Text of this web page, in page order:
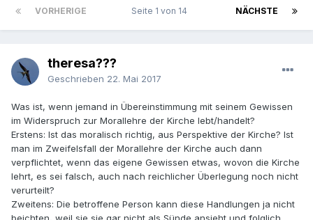
VORHERIGE NÄCHSTE
Seite 1 von 14
theresa???
Geschrieben 22. Mai 2017
Was ist, wenn jemand in Übereinstimmung mit seinem Gewissen
im Widerspruch zur Morallehre der Kirche lebt/handelt?
Erstens: Ist das moralisch richtig, aus Perspektive der Kirche? Ist
man im Zweifelsfall der Morallehre der Kirche auch dann
verpflichtet, wenn das eigene Gewissen etwas, wovon die Kirche
lehrt, es sei falsch, auch nach reichlicher Überlegung noch nicht
verurteilt?
Zweitens: Die betroffene Person kann diese Handlungen ja nicht